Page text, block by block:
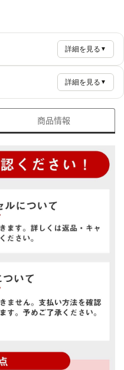
詳細を見る ▼
詳細を見る ▼
商品情報